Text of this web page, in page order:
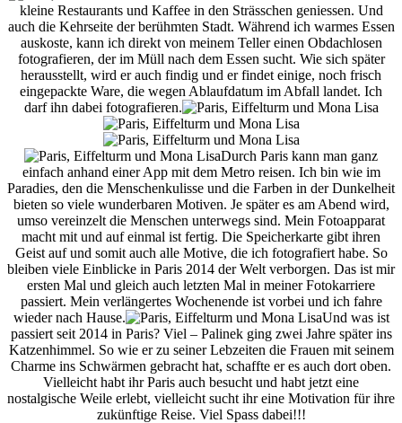
kleine Restaurants und Kaffee in den Strässchen geniessen. Und
auch die Kehrseite der berühmten Stadt. Während ich warmes Essen
auskoste, kann ich direkt von meinem Teller einen Obdachlosen
fotografieren, der im Müll nach dem Essen sucht. Wie sich später
herausstellt, wird er auch findig und er findet einige, noch frisch
eingepackte Ware, die wegen Ablaufdatum im Abfall landet. Ich
darf ihn dabei fotografieren.
Durch Paris kann man ganz
einfach anhand einer App mit dem Metro reisen. Ich bin wie im
Paradies, den die Menschenkulisse und die Farben in der Dunkelheit
bieten so viele wunderbaren Motiven. Je später es am Abend wird,
umso vereinzelt die Menschen unterwegs sind. Mein Fotoapparat
macht mit und auf einmal ist fertig. Die Speicherkarte gibt ihren
Geist auf und somit auch alle Motive, die ich fotografiert habe. So
bleiben viele Einblicke in Paris 2014 der Welt verborgen. Das ist mir
ersten Mal und gleich auch letzten Mal in meiner Fotokarriere
passiert. Mein verlängertes Wochenende ist vorbei und ich fahre
wieder nach Hause.
Und was ist
passiert seit 2014 in Paris? Viel – Palinek ging zwei Jahre später ins
Katzenhimmel. So wie er zu seiner Lebzeiten die Frauen mit seinem
Charme ins Schwärmen gebracht hat, schaffte er es auch dort oben.
Vielleicht habt ihr Paris auch besucht und habt jetzt eine
nostalgische Weile erlebt, vielleicht sucht ihr eine Motivation für ihre
zukünftige Reise. Viel Spass dabei!!!